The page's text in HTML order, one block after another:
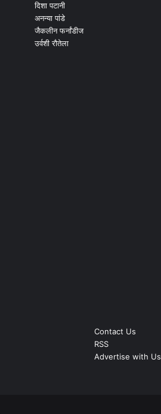
दिशा पटानी
अनन्या पांडे
जैकलीन फर्नांडीज
उर्वशी रौतेला
Contact Us
RSS
Advertise with Us